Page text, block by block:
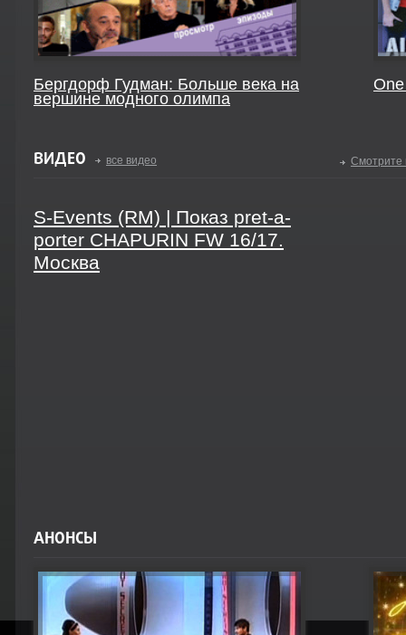
Бергдорф Гудман: Больше века на
вершине модного олимпа
ВИДЕО Смотрите
S-Events (RM) | Показ pret-a-
porter CHAPURIN FW 16/17.
Москва
все видео
АНОНСЫ